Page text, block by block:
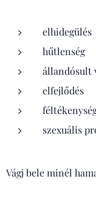
elhidegülés
hűtlenség
állandósult
elfejlődés
szexuális
Vágj bele minél